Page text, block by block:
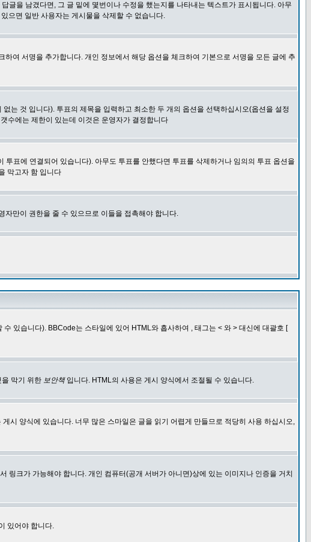
글을 남겼다면, 그 글 밑에 몇번이나 수정을 했는지를 나타내는 텍스트가 표시됩니다. 아무
으면 일반 사용자는 게시물을 삭제할 수 없습니다.
하여 서명을 추가합니다. 개인 정보에서 해당 옵션을 체크하여 기본으로 서명을 모든 글에 추
는 것 입니다). 투표의 제목을 입력하고 최소한 두 개의 옵션을 선택하십시오(옵션을 설정
수에는 제한이 있는데 이것은 운영자가 결정합니다
표에 연결되어 있습니다). 아무도 투표를 안했다면 투표를 삭제하거나 임의의 투표 옵션을
막고자 함 입니다
자만이 권한을 줄 수 있으므로 이들을 접촉해야 합니다.
있습니다). BBCode는 스타일에 있어 HTML와 흡사하여 , 태그는 < 와 > 대신에 대괄호 [
막기 위한 보안책입니다. HTML의 사용은 게시 양식에서 조절될 수 있습니다.
시 양식에 있습니다. 너무 많은 스마일은 글을 읽기 어렵게 만들므로 적당히 사용 하십시오,
크가 가능해야 합니다. 개인 컴퓨터(공개 서버가 아니면)상에 있는 이미지나 인증을 거치
있어야 합니다.